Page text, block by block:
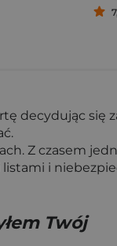
decydując
Z czasem
i
Twój